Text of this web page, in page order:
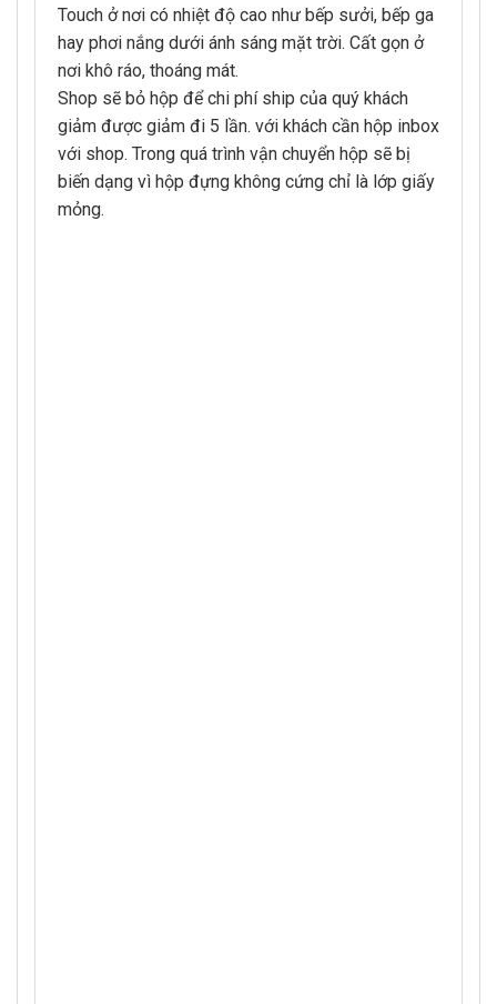
Touch ở nơi có nhiệt độ cao như bếp sưởi, bếp ga
hay phơi nắng dưới ánh sáng mặt trời. Cất gọn ở
nơi khô ráo, thoáng mát.
Shop sẽ bỏ hộp để chi phí ship của quý khách
giảm được giảm đi 5 lần. với khách cần hộp inbox
với shop. Trong quá trình vận chuyển hộp sẽ bị
biến dạng vì hộp đựng không cứng chỉ là lớp giấy
mỏng.